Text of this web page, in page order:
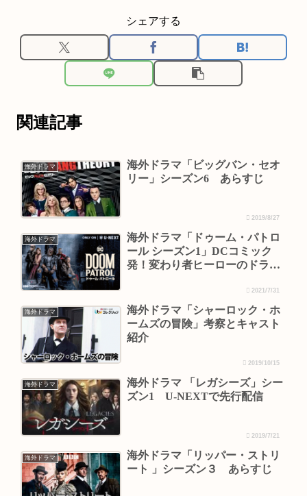
シェアする
関連記事
海外ドラマ
海外ドラマ「ビッグバン・セオ
リー」シーズン6 あらすじ
2019/8/27
海外ドラマ
海外ドラマ「ドゥーム・パトロ
ール シーズン1」DCコミック
発！変わり者ヒーローのドラマ
2021/7/31
海外ドラマ
海外ドラマ「シャーロック・ホ
ームズの冒険」考察とキャスト
紹介
2019/10/15
海外ドラマ
海外ドラマ 「レガシーズ」シー
ズン1 U-NEXTで先行配信
2019/7/21
海外ドラマ
海外ドラマ「リッパー・ストリ
ート 」シーズン３ あらすじ